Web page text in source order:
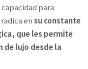
para
ensu constante
que les permite
de lujo desde la